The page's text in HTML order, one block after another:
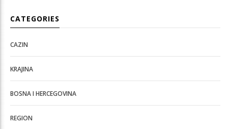
CATEGORIES
CAZIN
KRAJINA
BOSNA I HERCEGOVINA
REGION